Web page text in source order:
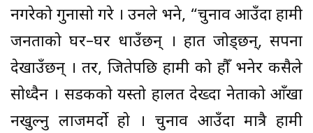
नगरेको गुनासो गरे । उनले भने, “चुनाव आउँदा हामी
जनताको घर–घर धाउँछन् । हात जोड्छन्, सपना
देखाउँछन् । तर, जितेपछि हामी को हौँ भनेर कसैले
सोध्दैन । सडकको यस्तो हालत देख्दा नेताको आँखा
नखुल्नु लाजमर्दो हो । चुनाव आउँदा मात्रै हामी